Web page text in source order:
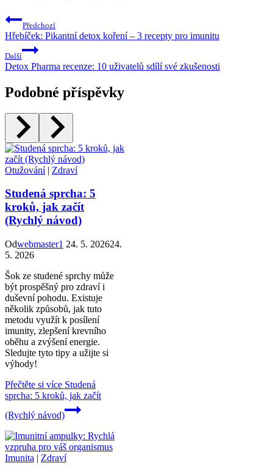
Předchozí
Hřebíček: Pikantní detox koření – 3 recepty pro imunitu
Další
Detox Pharma recenze: 10 uživatelů sdílí své zkušenosti
Podobné příspěvky
Otužování| Zdraví
Studená sprcha: 5
kroků, jak začít
(Rychlý návod)
Odwebmaster1 24. 5. 202624.
5. 2026
Šok ze studené sprchy může
být prospěšný pro zdraví i
duševní pohodu. Existuje
několik způsobů, jak tuto
metodu využít k posílení
imunity, zlepšení krevního
oběhu a zvýšení energie.
Sledujte tyto tipy a užijte si
výhody!
Přečtěte si více Studená
sprcha: 5 kroků, jak začít
(Rychlý návod)
Imunita | Zdraví